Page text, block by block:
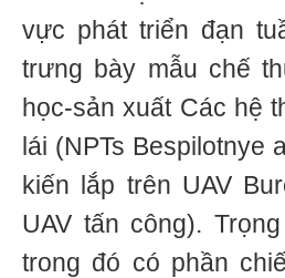
vực phát triển đạn
trưng bày mẫu chế
học-sản xuất Các hệ
lái (NPTs Bespilotnye
kiến lắp trên UAV
UAV tấn công).
trong đó có phần